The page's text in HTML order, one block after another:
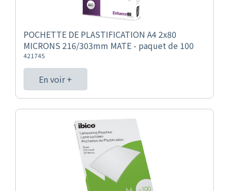
POCHETTE DE PLASTIFICATION A4 2x80
MICRONS 216/303mm MATE - paquet de 100
421745
En voir +